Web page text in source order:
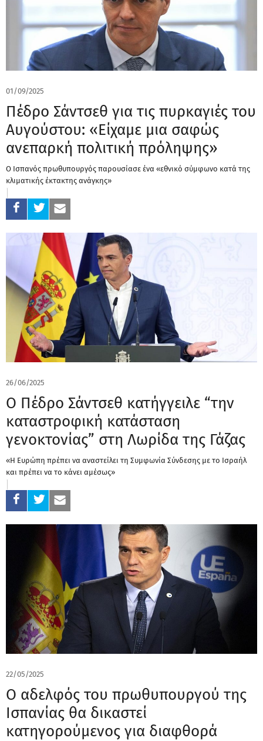
01/09/2025
Πέδρο Σάντσεθ για τις πυρκαγιές του
Αυγούστου: «Είχαμε μια σαφώς
ανεπαρκή πολιτική πρόληψης»
Ο Ισπανός πρωθυπουργός παρουσίασε ένα «εθνικό σύμφωνο κατά της
κλιματικής έκτακτης ανάγκης»
26/06/2025
Ο Πέδρο Σάντσεθ κατήγγειλε “την
καταστροφική κατάσταση
γενοκτονίας” στη Λωρίδα της Γάζας
«Η Ευρώπη πρέπει να αναστείλει τη Συμφωνία Σύνδεσης με το Ισραήλ
και πρέπει να το κάνει αμέσως»
22/05/2025
Ο αδελφός του πρωθυπουργού της
Ισπανίας θα δικαστεί
κατηγορούμενος για διαφθορά